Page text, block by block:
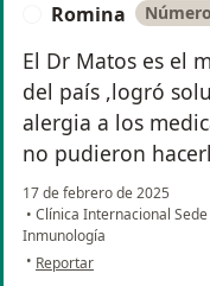
EDGAR MATOS
Pruebas in vivo e in
a metamizol en
Perú
REVISTA ALERGIA
Show more detail
Source
Romina
El Dr Matos es el
del país ,logró
alergia a los
no pudieron
17 de febrero de 2025
• Clínica Internacional
Inmunología
• en opinión del usuario
Reportar